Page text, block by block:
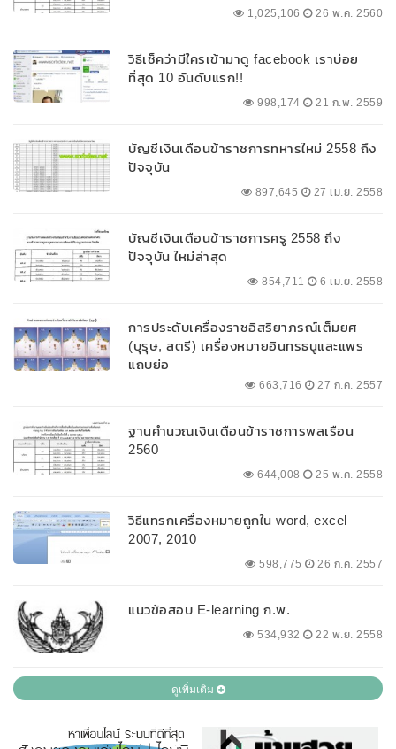
1,025,106 26 พ.ค. 2560
วิธีเช็คว่ามีใครเข้ามาดู facebook เราบ่อย
ที่สุด 10 อันดับแรก!!
998,174 21 ก.พ. 2559
บัญชีเงินเดือนข้าราชการทหารใหม่ 2558 ถึง
ปัจจุบัน
897,645 27 เม.ย. 2558
บัญชีเงินเดือนข้าราชการครู 2558 ถึง
ปัจจุบัน ใหม่ล่าสุด
854,711 6 เม.ย. 2558
การประดับเครื่องราชอิสริยาภรณ์เต็มยศ
(บุรุษ, สตรี) เครื่องหมายอินทรธนูและแพร
แถบย่อ
663,716 27 ก.ค. 2557
ฐานคำนวณเงินเดือนข้าราชการพลเรือน
2560
644,008 25 พ.ค. 2558
วิธีแทรกเครื่องหมายถูกใน word, excel
2007, 2010
598,775 26 ก.ค. 2557
แนวข้อสอบ E-learning ก.พ.
534,932 22 พ.ย. 2558
ดูเพิ่มเติม